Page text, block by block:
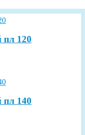
пл 120
пл 140